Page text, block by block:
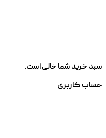
سبد خرید شما خالی است.
حساب کاربری